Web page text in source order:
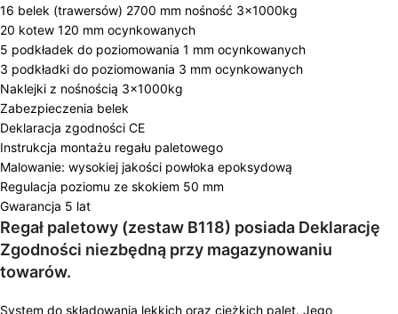
16 belek (trawersów) 2700 mm nośność 3x1000kg
20 kotew 120 mm ocynkowanych
5 podkładek do poziomowania 1 mm ocynkowanych
3 podkładki do poziomowania 3 mm ocynkowanych
Naklejki z nośnością 3x1000kg
Zabezpieczenia belek
Deklaracja zgodności CE
Instrukcja montażu regału paletowego
Malowanie: wysokiej jakości powłoka epoksydową
Regulacja poziomu ze skokiem 50 mm
Gwarancja 5 lat
Regał paletowy (zestaw B118) posiada Deklarację
Zgodności niezbędną przy magazynowaniu
towarów.
System do składowania lekkich oraz ciężkich palet. Jego